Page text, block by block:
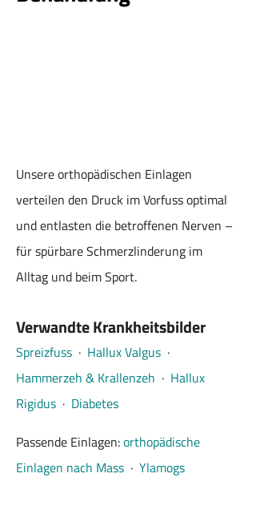
Unsere orthopädischen Einlagen
verteilen den Druck im Vorfuss optimal
und entlasten die betroffenen Nerven –
für spürbare Schmerzlinderung im
Alltag und beim Sport.
Verwandte Krankheitsbilder
Spreizfuss
  ·
Hallux Valgus
  ·
Hammerzeh & Krallenzeh
  ·
Hallux
Rigidus
  ·
Diabetes
Passende Einlagen: orthopädische
Einlagen nach Mass
  ·
Ylamogs